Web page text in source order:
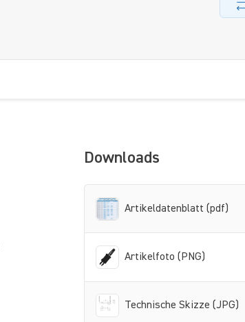
Downloads
Artikeldatenblatt (pdf)
Artikelfoto (PNG)
Technische Skizze (JPG)